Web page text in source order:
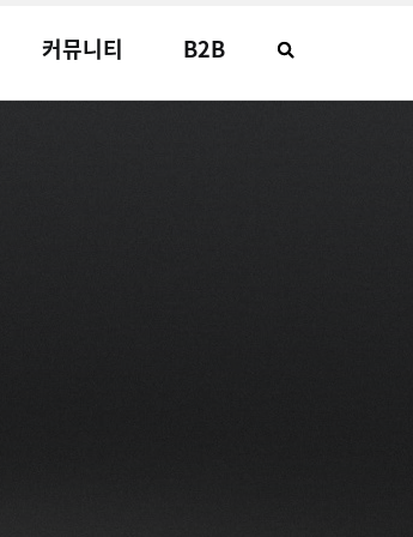
커뮤니티 B2B